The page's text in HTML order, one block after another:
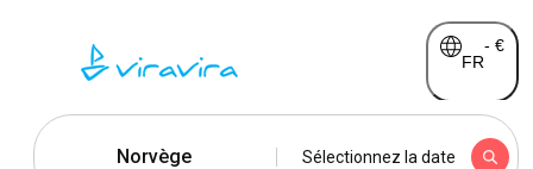
FR
- €
Norvège Sélectionnez la date